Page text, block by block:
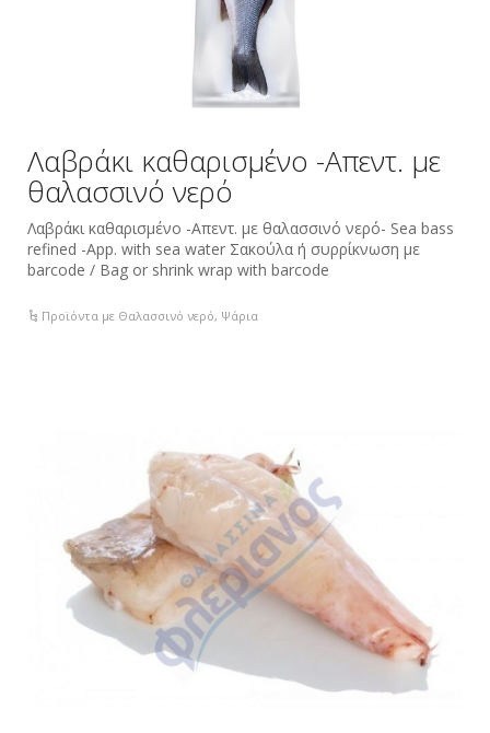
Λαβράκι καθαρισμένο -Απεντ. με
θαλασσινό νερό
Λαβράκι καθαρισμένο -Απεντ. με θαλασσινό νερό- Sea bass
refined -App. with sea water Σακούλα ή συρρίκνωση με
barcode / Bag or shrink wrap with barcode
Προϊόντα με Θαλασσινό νερό, Ψάρια